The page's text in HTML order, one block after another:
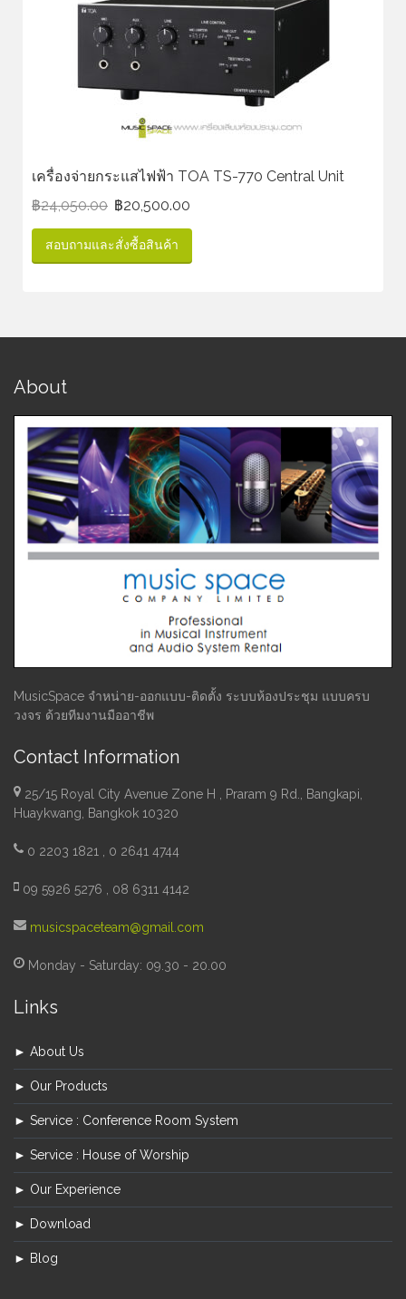
เครื่องจ่ายกระแสไฟฟ้า TOA TS-770 Central Unit
฿24,050.00 ฿20,500.00
สอบถามและสั่งซื้อสินค้า
About
MusicSpace จำหน่าย-ออกแบบ-ติดตั้ง ระบบห้องประชุม แบบครบ
วงจร ด้วยทีมงานมืออาชีพ
Contact Information
25/15 Royal City Avenue Zone H , Praram 9 Rd., Bangkapi,
Huaykwang, Bangkok 10320
0 2203 1821 , 0 2641 4744
09 5926 5276 , 08 6311 4142
musicspaceteam@gmail.com
Monday - Saturday: 09.30 - 20.00
Links
► About Us
► Our Products
► Service : Conference Room System
► Service : House of Worship
► Our Experience
► Download
► Blog